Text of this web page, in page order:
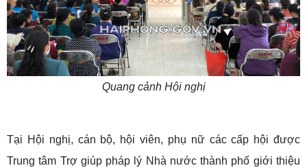
Quang cảnh Hội nghị
Tại Hội nghị, cán bộ, hội viên, phụ nữ các cấp hội được
Trung tâm Trợ giúp pháp lý Nhà nước thành phố giới thiệu